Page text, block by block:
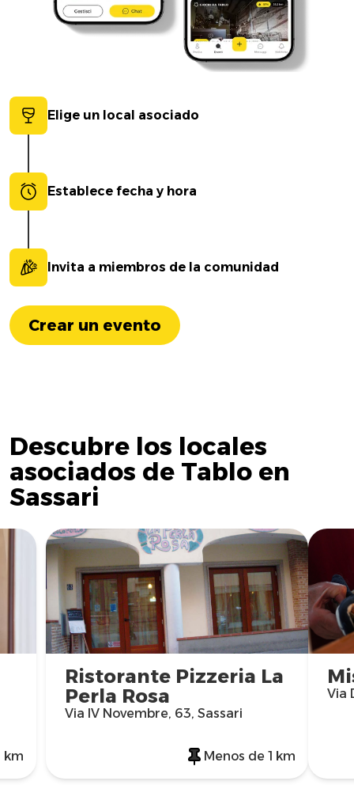
Elige un local asociado
Establece fecha y hora
Invita a miembros de la comunidad
Crear un evento
Descubre los locales
asociados de Tablo en
Sassari
Ristorante Pizzeria La
Perla Rosa
Via IV Novembre, 63, Sassari
Menos de 1 km
Via
km